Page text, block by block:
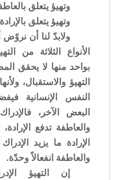
وتهيؤ يتعلق
وتهيؤ يتعلق
ولابدّ لنا أن
الأنواع الثلاثة من
بواحد منها لا يحقق
التهيؤ والاستقبال،
النفس الإنسانية
البعض الآخر،
والعاطفة تدفع
الإرادة ما يزيد
والعاطفة انفعالاً وحدّة.
إن التهيؤ